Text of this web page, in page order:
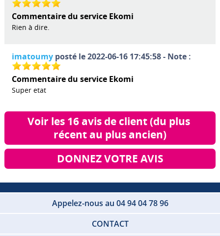
Commentaire du service Ekomi
Rien à dire.
imatoumyposté le 2022-06-16 17:45:58 - Note :
Commentaire du service Ekomi
Super etat
Voir les 16 avis de client (du plus
récent au plus ancien)
DONNEZ VOTRE AVIS
Appelez-nous au 04 94 04 78 96
CONTACT